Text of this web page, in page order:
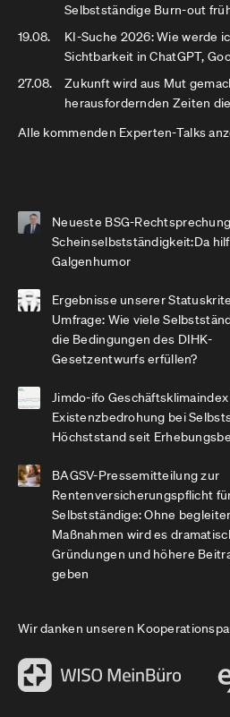
Selbstständige Burn-out
19.08.
KI-Suche 2026: Wie werde
Sichtbarkeit in ChatGPT,
27.08.
Zukunft wird aus Mut
herausfordernden Zeiten
Alle kommenden Experten-Talks
Neueste BSG-
Scheinselbstständigkeit:Da
Galgenhumor
Ergebnisse unserer
Umfrage: Wie viele
die Bedingungen des DIHK-
Gesetzentwurfs erfüllen?
Jimdo-ifo
Existenzbedrohung bei
Höchststand seit
BAGSV-Pressemitteilung zur
Rentenversicherungspflicht
Selbstständige: Ohne
Maßnahmen wird es
Gründungen und höhere
geben
Wir danken unseren